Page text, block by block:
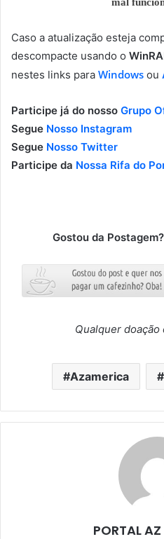
Caso a atualização esteja
descompacte usando o
nestes links para Windows ou
Participe já do nosso Grupo
Segue Nosso Instagram
Segue Nosso Twitter
Participe da Nossa Rifa do
Gostou da
Qualquer
Azamerica
PORTAL